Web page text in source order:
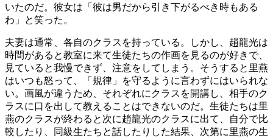
いたのだ。彼女は「彼は男だから引き下がるべき時もある
わ」と笑った。
夫妻は通常、各自のクラスを持っている。しかし、趙龍光は
時間があると教室に来て生徒たちの作画を見るのが好きで、
見ていると我慢できず、注意をしてしまう。そうすると里燕
はいつも怒って、「規律」を守るように言わずにはいられな
い。画風が違うため、それぞれにクラスを開講し、相手のク
ラスに口を出して教えることはできないのだ。生徒たちは里
燕のクラスが終わると次に趙龍光のクラスに出て、自分で比
較したり、同級生たちと話したりした結果、次第に里燕の生